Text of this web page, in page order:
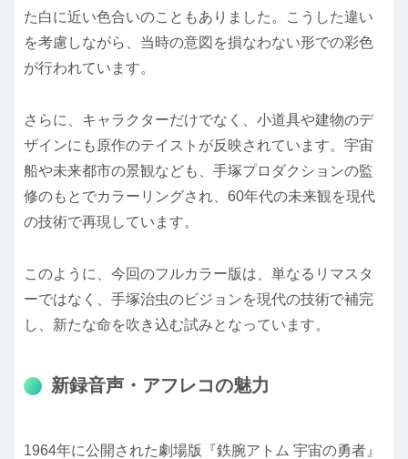
た白に近い色合いのこともありました。こうした違い
を考慮しながら、当時の意図を損なわない形での彩色
が行われています。
さらに、キャラクターだけでなく、小道具や建物のデ
ザインにも原作のテイストが反映されています。宇宙
船や未来都市の景観なども、手塚プロダクションの監
修のもとでカラーリングされ、60年代の未来観を現代
の技術で再現しています。
このように、今回のフルカラー版は、単なるリマスタ
ーではなく、手塚治虫のビジョンを現代の技術で補完
し、新たな命を吹き込む試みとなっています。
新録音声・アフレコの魅力
1964年に公開された劇場版『鉄腕アトム 宇宙の勇者』